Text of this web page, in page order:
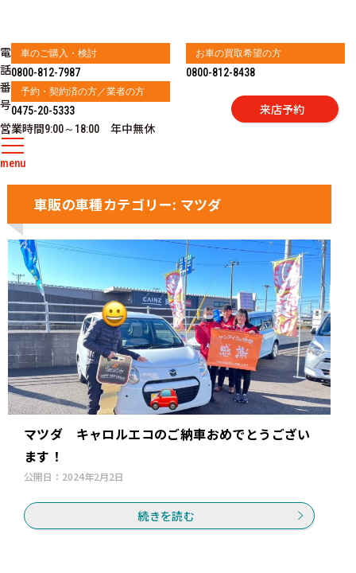
電
話
番
号
車のご購入・検討
0800-812-7987
お車の買取希望の方
0800-812-8438
予約・契約済の方／業者の方
0475-20-5333
営業時間9:00～18:00 年中無休
来店予約
menu
車販の車種カテゴリー: マツダ
マツダ キャロルエコのご納車おめでとうござい
ます！
公開日： 2024年2月2日
続きを読む